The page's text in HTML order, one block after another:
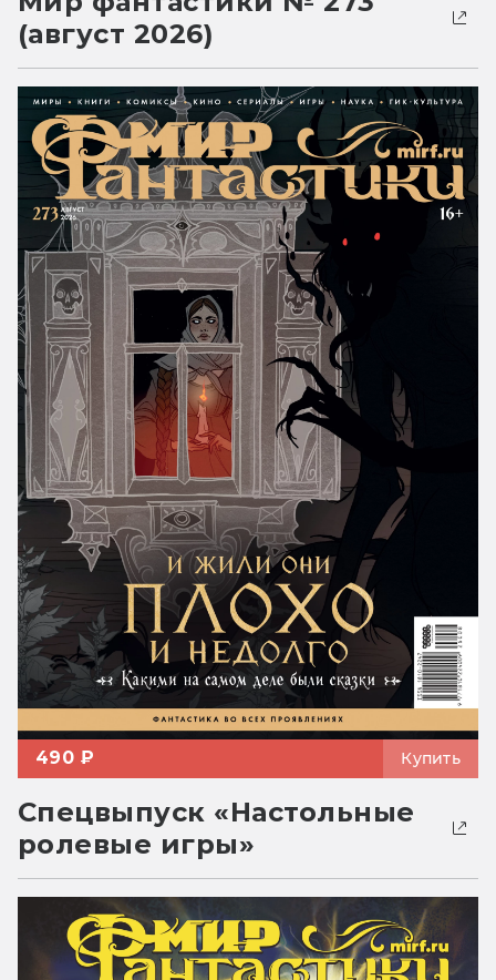
(август 2026)
490 ₽ Купить
Спецвыпуск «Настольные
ролевые игры»